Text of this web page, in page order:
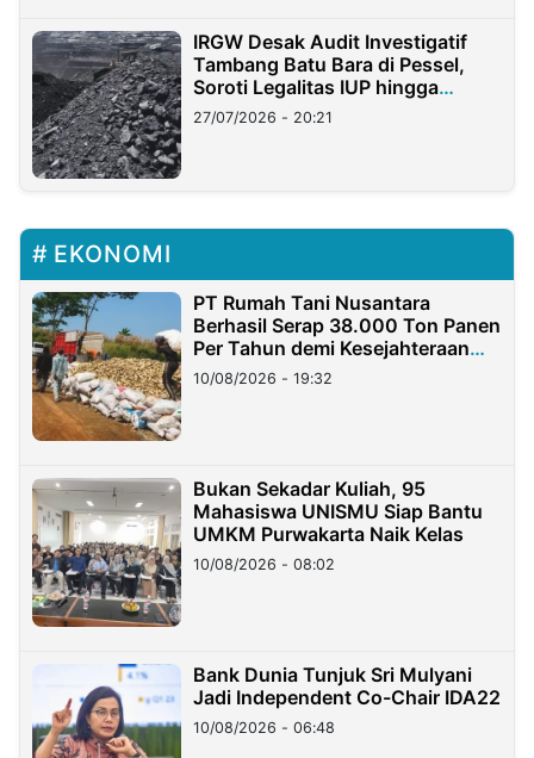
IRGW Desak Audit Investigatif
Tambang Batu Bara di Pessel,
Soroti Legalitas IUP hingga
Stockpile
27/07/2026 - 20:21
EKONOMI
PT Rumah Tani Nusantara
Berhasil Serap 38.000 Ton Panen
Per Tahun demi Kesejahteraan
Petani
10/08/2026 - 19:32
Bukan Sekadar Kuliah, 95
Mahasiswa UNISMU Siap Bantu
UMKM Purwakarta Naik Kelas
10/08/2026 - 08:02
Bank Dunia Tunjuk Sri Mulyani
Jadi Independent Co-Chair IDA22
10/08/2026 - 06:48